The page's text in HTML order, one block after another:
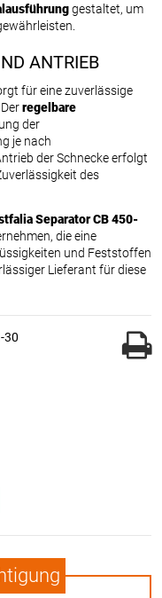
gestaltet, um
ANTRIEB
für eine zuverlässige
regelbare
der
je nach
der Schnecke erfolgt
des
Separator CB 450-
die eine
und Feststoffen
Lieferant für diese
30